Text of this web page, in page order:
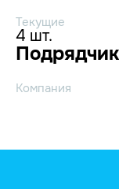
Текущие
4 шт.
Компания